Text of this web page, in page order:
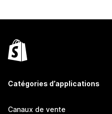
Catégories d’applications
Canaux de vente